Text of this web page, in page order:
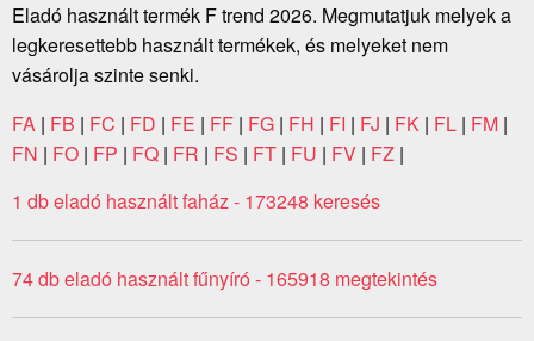
Eladó használt termék F trend 2026. Megmutatjuk melyek a
legkeresettebb használt termékek, és melyeket nem
vásárolja szinte senki.
FA | FB | FC | FD | FE | FF | FG | FH | FI | FJ | FK | FL | FM |
FN | FO | FP | FQ | FR | FS | FT | FU | FV | FZ |
1 db eladó használt faház - 173248 keresés
74 db eladó használt fűnyíró - 165918 megtekintés